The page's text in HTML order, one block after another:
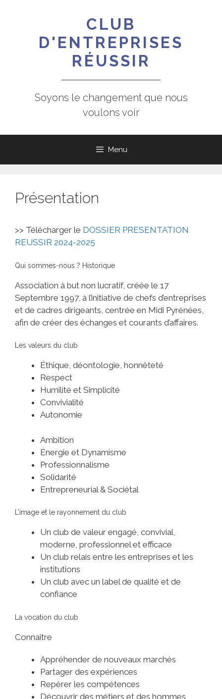
CLUB
D'ENTREPRISES
RÉUSSIR
Soyons le changement que nous
voulons voir
Menu
Présentation
>> Télécharger le DOSSIER PRESENTATION
REUSSIR 2024-2025
Qui sommes-nous ? Historique
Association à but non lucratif, créée le 17
Septembre 1997, à l’initiative de chefs d’entreprises
et de cadres dirigeants, centrée en Midi Pyrénées,
afin de créer des échanges et courants d’affaires.
Les valeurs du club
Éthique, déontologie, honnêteté
Respect
Humilité et Simplicité
Convivialité
Autonomie
Ambition
Énergie et Dynamisme
Professionnalisme
Solidarité
Entrepreneurial & Sociétal
L’image et le rayonnement du club
Un club de valeur engagé, convivial,
moderne, professionnel et efficace
Un club relais entre les entreprises et les
institutions
Un club avec un label de qualité et de
confiance
La vocation du club
Connaître
Appréhender de nouveaux marchés
Partager des expériences
Repérer les compétences
Découvrir des métiers et des hommes